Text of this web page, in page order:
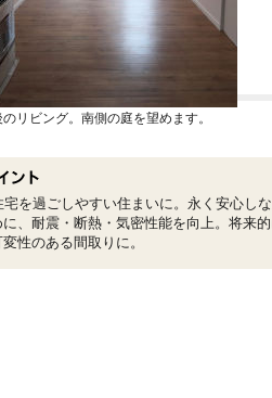
リビング。南側の庭を望めます。
を過ごしやすい住まいに。永く安心し
、耐震・断熱・気密性能を向上。将来
性のある間取りに。